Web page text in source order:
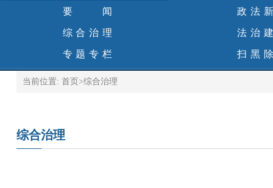
要 闻 政法
综合治理 法治
专题专栏 扫黑
当前位置: 首页 >综合治理
综合治理